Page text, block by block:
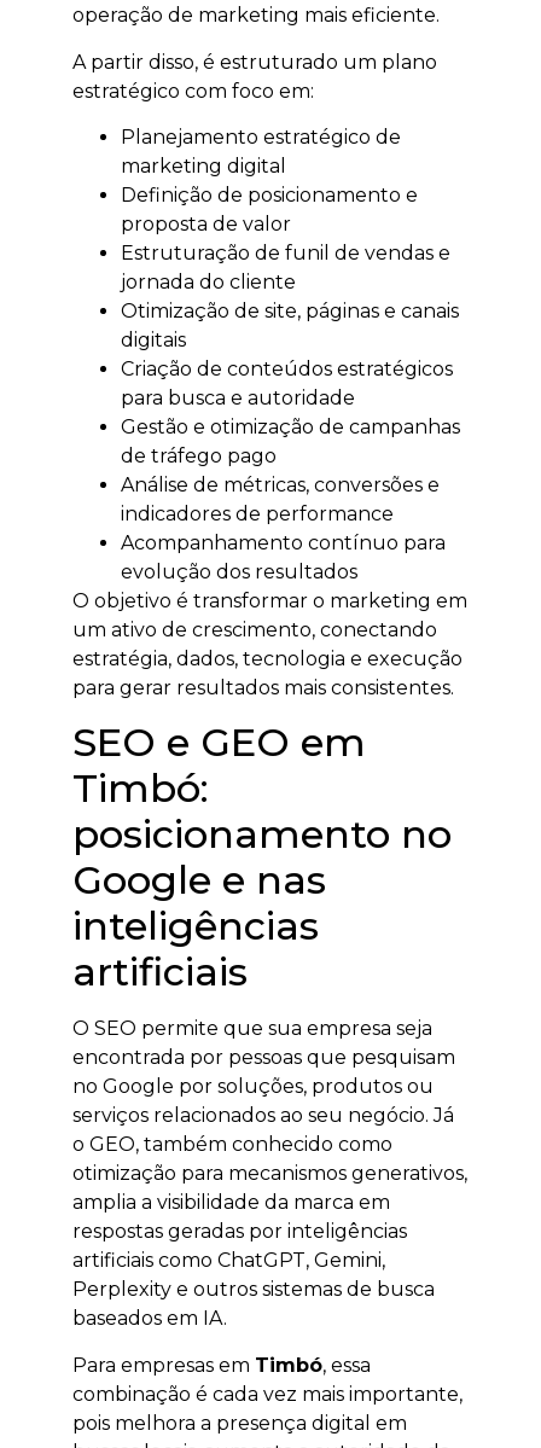
operação de marketing mais eficiente.
A partir disso, é estruturado um plano
estratégico com foco em:
Planejamento estratégico de
marketing digital
Definição de posicionamento e
proposta de valor
Estruturação de funil de vendas e
jornada do cliente
Otimização de site, páginas e canais
digitais
Criação de conteúdos estratégicos
para busca e autoridade
Gestão e otimização de campanhas
de tráfego pago
Análise de métricas, conversões e
indicadores de performance
Acompanhamento contínuo para
evolução dos resultados
O objetivo é transformar o marketing em
um ativo de crescimento, conectando
estratégia, dados, tecnologia e execução
para gerar resultados mais consistentes.
SEO e GEO em
Timbó:
posicionamento no
Google e nas
inteligências
artificiais
O SEO permite que sua empresa seja
encontrada por pessoas que pesquisam
no Google por soluções, produtos ou
serviços relacionados ao seu negócio. Já
o GEO, também conhecido como
otimização para mecanismos generativos,
amplia a visibilidade da marca em
respostas geradas por inteligências
artificiais como ChatGPT, Gemini,
Perplexity e outros sistemas de busca
baseados em IA.
Para empresas em Timbó, essa
combinação é cada vez mais importante,
pois melhora a presença digital em